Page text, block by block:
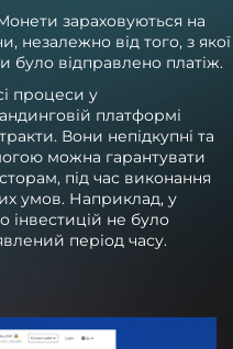
зараховуються на
незалежно від того, з якої
було відправлено платіж.
процеси у
платформі
Вони непідкупні та
можна гарантувати
під час виконання
умов. Наприклад, у
інвестицій не було
період часу.